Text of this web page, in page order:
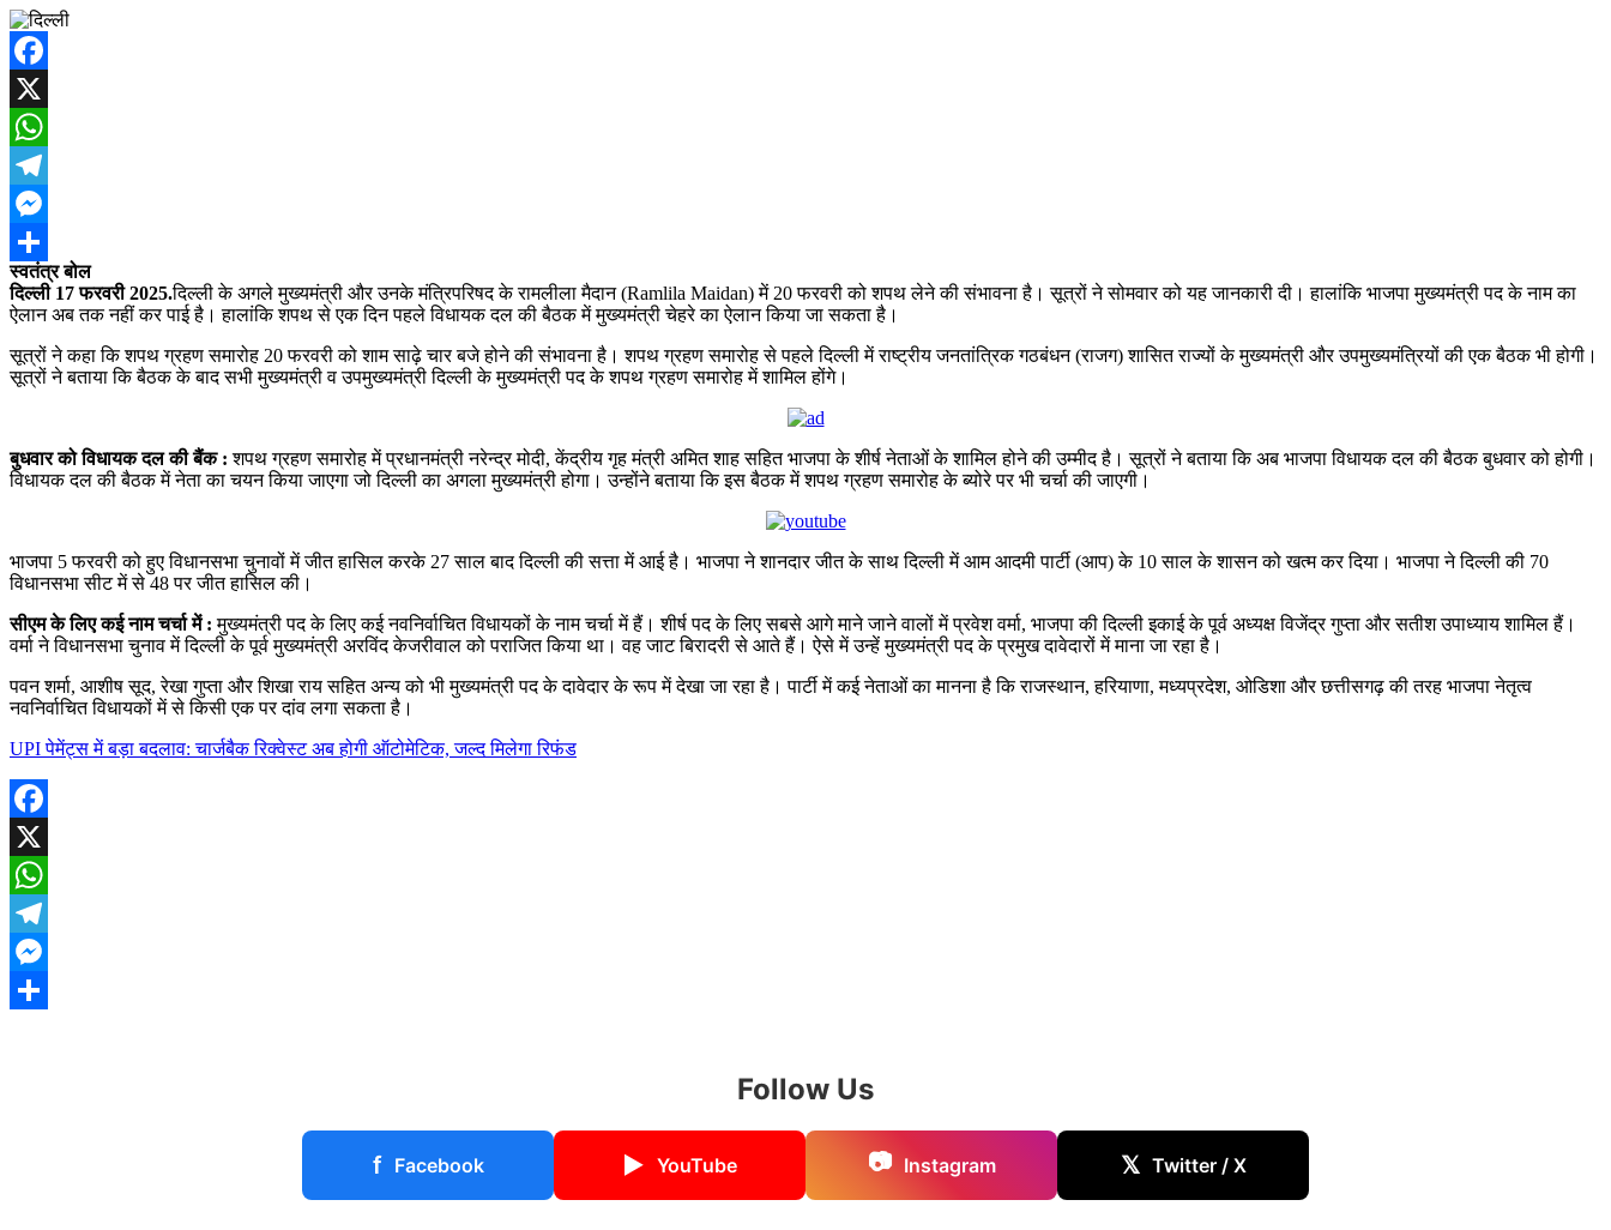
Facebook
X
WhatsApp
Telegram
Messenger
Share
स्वतंत्र बोल
दिल्ली 17 फरवरी 2025.दिल्ली के अगले मुख्यमंत्री और उनके मंत्रिपरिषद के रामलीला मैदान (Ramlila Maidan) में 20 फरवरी को शपथ लेने की संभावना है। सूत्रों ने सोमवार को यह जानकारी दी। हालांकि भाजपा मुख्‍यमंत्री पद के नाम का
ऐलान अब तक नहीं कर पाई है। हालांकि शपथ से एक दिन पहले विधायक दल की बैठक में मुख्यमंत्री चेहरे का ऐलान किया जा सकता है।
सूत्रों ने कहा कि शपथ ग्रहण समारोह 20 फरवरी को शाम साढ़े चार बजे होने की संभावना है। शपथ ग्रहण समारोह से पहले दिल्ली में राष्ट्रीय जनतांत्रिक गठबंधन (राजग) शासित राज्यों के मुख्यमंत्री और उपमुख्यमंत्रियों की एक बैठक भी होगी।
सूत्रों ने बताया कि बैठक के बाद सभी मुख्यमंत्री व उपमुख्यमंत्री दिल्ली के मुख्यमंत्री पद के शपथ ग्रहण समारोह में शामिल होंगे।
बुधवार को विधायक दल की बैंक :शपथ ग्रहण समारोह में प्रधानमंत्री नरेन्द्र मोदी, केंद्रीय गृह मंत्री अमित शाह सहित भाजपा के शीर्ष नेताओं के शामिल होने की उम्मीद है। सूत्रों ने बताया कि अब भाजपा विधायक दल की बैठक बुधवार को होगी।
विधायक दल की बैठक में नेता का चयन किया जाएगा जो दिल्ली का अगला मुख्यमंत्री होगा। उन्होंने बताया कि इस बैठक में शपथ ग्रहण समारोह के ब्योरे पर भी चर्चा की जाएगी।
भाजपा 5 फरवरी को हुए विधानसभा चुनावों में जीत हासिल करके 27 साल बाद दिल्ली की सत्ता में आई है। भाजपा ने शानदार जीत के साथ दिल्ली में आम आदमी पार्टी (आप) के 10 साल के शासन को खत्म कर दिया। भाजपा ने दिल्ली की 70
विधानसभा सीट में से 48 पर जीत हासिल की।
सीएम के लिए कई नाम चर्चा में :मुख्यमंत्री पद के लिए कई नवनिर्वाचित विधायकों के नाम चर्चा में हैं। शीर्ष पद के लिए सबसे आगे माने जाने वालों में प्रवेश वर्मा, भाजपा की दिल्ली इकाई के पूर्व अध्यक्ष विजेंद्र गुप्ता और सतीश उपाध्याय शामिल हैं।
वर्मा ने विधानसभा चुनाव में दिल्ली के पूर्व मुख्यमंत्री अरविंद केजरीवाल को पराजित किया था। वह जाट बिरादरी से आते हैं। ऐसे में उन्हें मुख्यमंत्री पद के प्रमुख दावेदारों में माना जा रहा है।
पवन शर्मा, आशीष सूद, रेखा गुप्ता और शिखा राय सहित अन्य को भी मुख्यमंत्री पद के दावेदार के रूप में देखा जा रहा है। पार्टी में कई नेताओं का मानना ​​है कि राजस्थान, हरियाणा, मध्यप्रदेश, ओडिशा और छत्तीसगढ़ की तरह भाजपा नेतृत्व
नवनिर्वाचित विधायकों में से किसी एक पर दांव लगा सकता है।
UPI पेमेंट्स में बड़ा बदलाव: चार्जबैक रिक्वेस्ट अब होगी ऑटोमेटिक, जल्द मिलेगा रिफंड
Facebook
X
WhatsApp
Telegram
Messenger
Follow Us
f Facebook ▶ YouTube 📷 Instagram 𝕏 Twitter / X